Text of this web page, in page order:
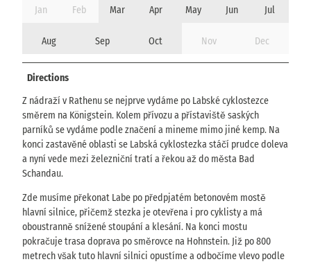
Jan Feb Mar Apr May Jun Jul
Aug Sep Oct Nov Dec
Directions
Z nádraží v Rathenu se nejprve vydáme po Labské cyklostezce
směrem na Königstein. Kolem přívozu a přístaviště saských
parníků se vydáme podle značení a mineme mimo jiné kemp. Na
konci zastavěné oblasti se Labská cyklostezka stáčí prudce doleva
a nyní vede mezi železniční tratí a řekou až do města Bad
Schandau.
Zde musíme překonat Labe po předpjatém betonovém mostě
hlavní silnice, přičemž stezka je otevřena i pro cyklisty a má
oboustranně snížené stoupání a klesání. Na konci mostu
pokračuje trasa doprava po směrovce na Hohnstein. Již po 800
metrech však tuto hlavní silnici opustíme a odbočíme vlevo podle